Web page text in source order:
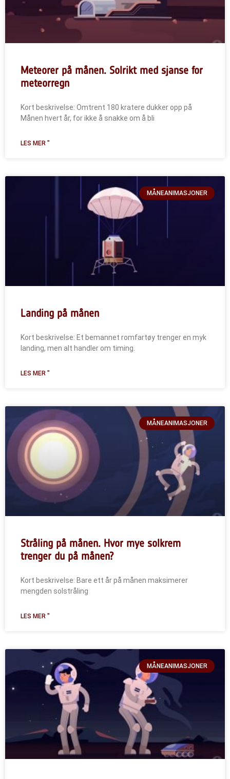
Meteorer på månen. Solrikt med sjanse for
meteorregn
Kort beskrivelse: Omtrent 180 kratere dukker opp på
Månen hvert år, for ikke å snakke om å bli
LES MER "
MÅNEANIMASJONER
Landing på månen
Kort beskrivelse: Et bemannet romfartøy trenger en myk
landing, men alt handler om timing.
LES MER "
MÅNEANIMASJONER
Stråling på månen. Hvor mye solkrem
trenger du på månen?
Kort beskrivelse: Bare ett år på månen maksimerer
mengden solstråling
LES MER "
MÅNEANIMASJONER